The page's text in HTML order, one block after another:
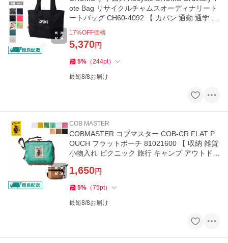
ote Bag リサイクルチャムスオーディナリート
ートバッグ CH60-4092 【 カバン 通勤 通学 軽
17%OFF価格
5,370円
5% （244pt）
最短8/8お届け
COB MASTER
COBMASTER コブマスター COB-CR FLAT P
OUCH フラットポーチ 81021600 【 収納 雑貨
小物入れ ピクニック 旅行 キャンプ アウトドア
1,650円
5% （75pt）
最短8/8お届け